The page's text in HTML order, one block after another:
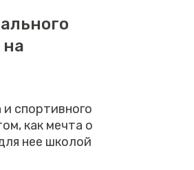
спортивного
как мечта о
нее школой